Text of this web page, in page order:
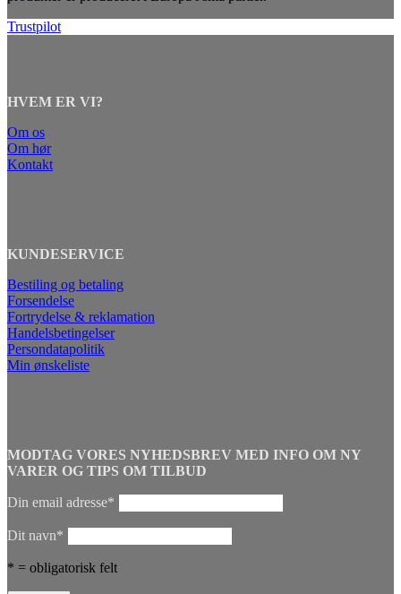
Trustpilot
HVEM ER VI?
Om os
Om hør
Kontakt
KUNDESERVICE
Bestiling og betaling
Forsendelse
Fortrydelse & reklamation
Handelsbetingelser
Persondatapolitik
Min ønskeliste
MODTAG VORES NYHEDSBREV MED INFO OM NY
VARER OG TIPS OM TILBUD
Din email adresse*
Dit navn*
* = obligatorisk felt